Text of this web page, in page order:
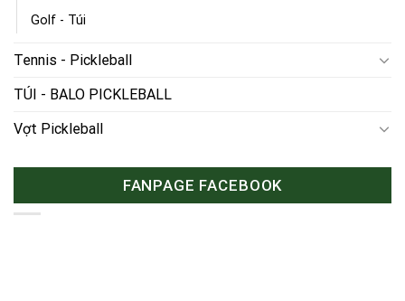
Golf - Túi
Tennis - Pickleball
TÚI - BALO PICKLEBALL
Vợt Pickleball
FANPAGE FACEBOOK